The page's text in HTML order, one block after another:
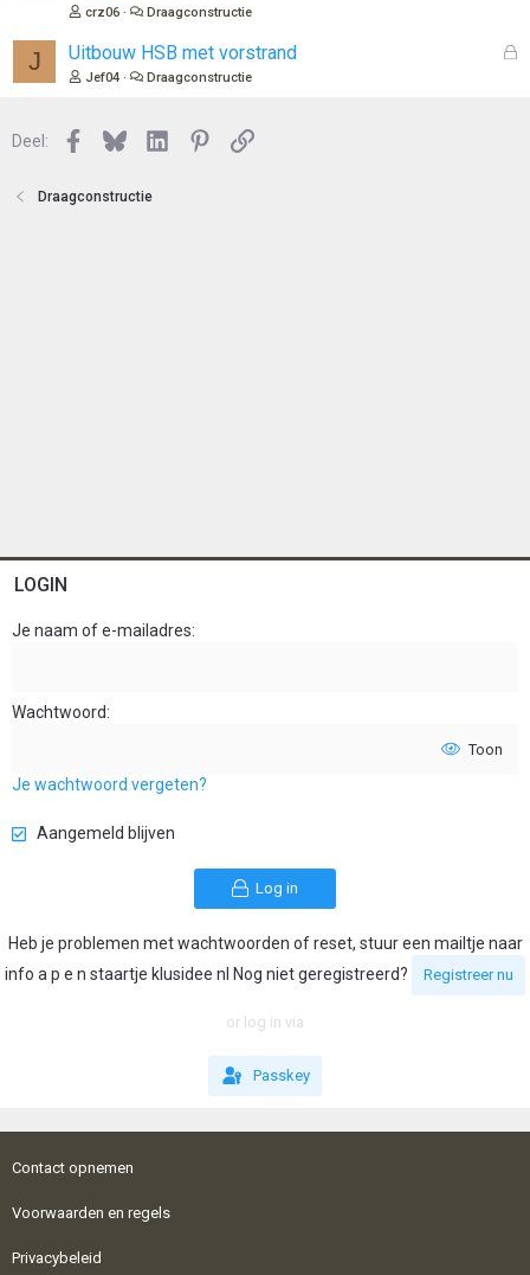
crz06 Draagconstructie
J
G
Uitbouw HSB met vorstrand
Jef04 Draagconstructie
Deel: Facebook
BlueskyLinkedInPinterest
Link
Draagconstructie
LOGIN
Je naam of e-mailadres
Wachtwoord
Toon
Je wachtwoord vergeten?
Aangemeld blijven
Log in
Heb je problemen met wachtwoorden of reset, stuur een mailtje naar
info a p e n staartje klusidee nl Nog niet geregistreerd?
Registreer nu
or log in via
Passkey
Contact opnemen
Voorwaarden en regels
Privacybeleid